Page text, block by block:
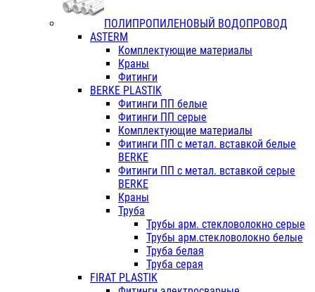
ПОЛИПРОПИЛЕНОВЫЙ ВОДОПРОВОД
ASTERM
Комплектующие материалы
Краны
Фитинги
BERKE PLASTIK
Фитинги ПП белые
Фитинги ПП серые
Комплектующие материалы
Фитинги ПП с метал. вставкой белые
BERKE
Фитинги ПП с метал. вставкой серые
BERKE
Краны
Труба
Трубы арм. стекловолокно серые
Трубы арм.стекловолокно белые
Труба белая
Труба серая
FIRAT PLASTIK